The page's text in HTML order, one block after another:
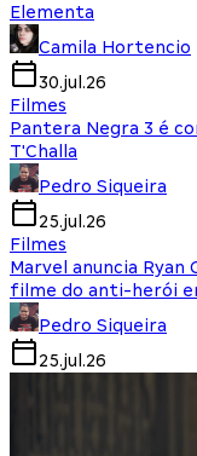
Elementa
Camila Hortencio
30.jul.26
Filmes
Pantera Negra 3 é
T'Challa
Pedro Siqueira
25.jul.26
Filmes
Marvel anuncia
filme do anti-herói
Pedro Siqueira
25.jul.26